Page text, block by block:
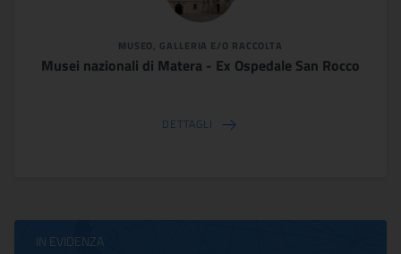
MUSEO, GALLERIA E/O RACCOLTA
Musei nazionali di Matera - Ex Ospedale San Rocco
DETTAGLI
IN EVIDENZA